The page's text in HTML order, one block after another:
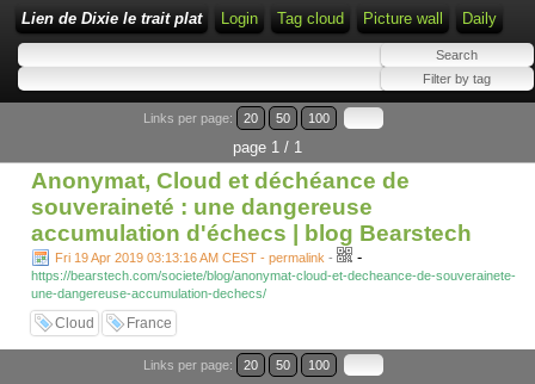
Lien de Dixie le trait plat Login Tag cloud Picture wall Daily
Links per page: 20 50 100
page 1 / 1
Anonymat, Cloud et déchéance de
souveraineté : une dangereuse
accumulation d'échecs | blog Bearstech
Fri 19 Apr 2019 03:13:16 AM CEST - permalink - -
https://bearstech.com/societe/blog/anonymat-cloud-et-decheance-de-souverainete-
une-dangereuse-accumulation-dechecs/
Cloud France
Links per page: 20 50 100